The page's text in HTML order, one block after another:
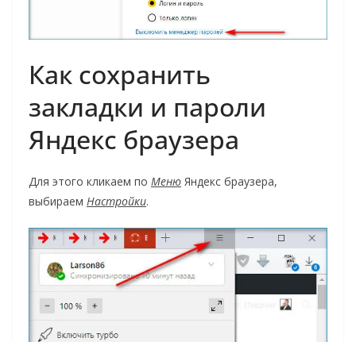
Как сохранить
закладки и пароли
Яндекс браузера
Для этого кликаем по Меню Яндекс браузера,
выбираем Настройки.